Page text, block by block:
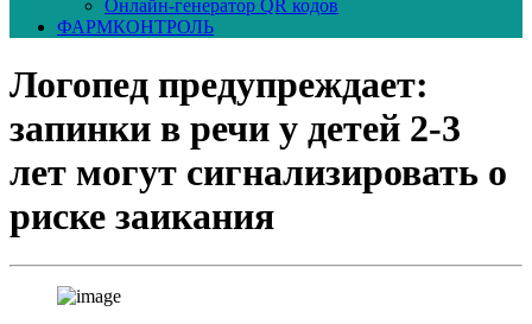
Онлайн-генератор QR кодов
ФАРМКОНТРОЛЬ
Логопед предупреждает:
запинки в речи у детей 2-3
лет могут сигнализировать о
риске заикания